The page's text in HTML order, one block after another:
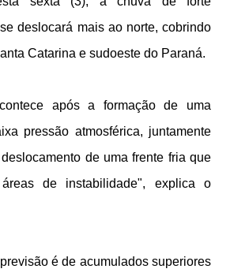
deslocará mais ao norte, cobrindo
Catarina e sudoeste do Paraná.
após a formação de uma
pressão atmosférica, juntamente
de uma frente fria que
de instabilidade", explica o
é de acumulados superiores